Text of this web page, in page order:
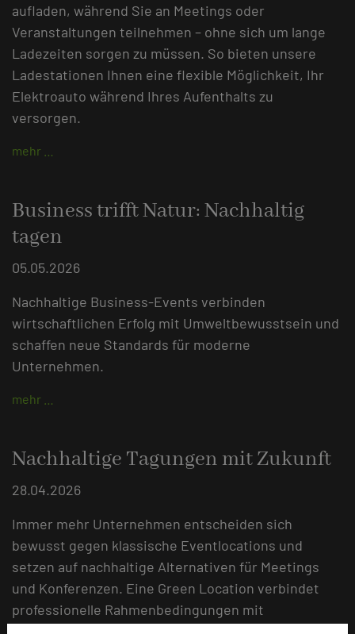
aufladen, während Sie an Meetings oder
Veranstaltungen teilnehmen – ohne sich um lange
Ladezeiten sorgen zu müssen. So bieten unsere
Ladestationen Ihnen eine flexible Möglichkeit, Ihr
Elektroauto während Ihres Aufenthalts zu
versorgen.
mehr …
Business trifft Natur: Nachhaltig
tagen
05.05.2026
Nachhaltige Business-Events verbinden
wirtschaftlichen Erfolg mit Umweltbewusstsein und
schaffen neue Standards für moderne
Unternehmen.
mehr …
Nachhaltige Tagungen mit Zukunft
28.04.2026
Immer mehr Unternehmen entscheiden sich
bewusst gegen klassische Eventlocations und
setzen auf nachhaltige Alternativen für Meetings
und Konferenzen. Eine Green Location verbindet
professionelle Rahmenbedingungen mit